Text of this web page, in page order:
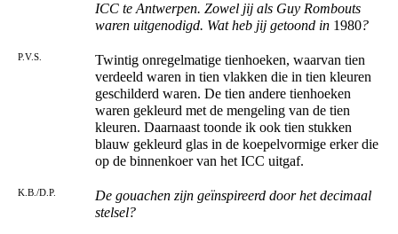
ICC te Antwerpen. Zowel jij als Guy Rombouts
waren uitgenodigd. Wat heb jij getoond in 1980?
P.V.S.
Twintig onregelmatige tienhoeken, waarvan tien
verdeeld waren in tien vlakken die in tien kleuren
geschilderd waren. De tien andere tienhoeken
waren gekleurd met de mengeling van de tien
kleuren. Daarnaast toonde ik ook tien stukken
blauw gekleurd glas in de koepelvormige erker die
op de binnenkoer van het ICC uitgaf.
K.B./D.P.
De gouachen zijn geïnspireerd door het decimaal
stelsel?